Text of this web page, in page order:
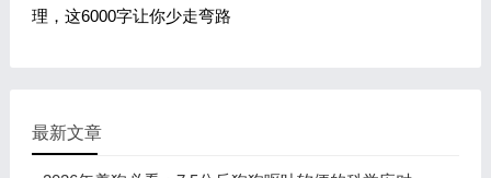
理，这6000字让你少走弯路
最新文章